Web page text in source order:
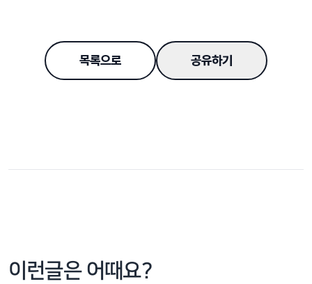
목록으로 공유하기
이런글은 어때요?